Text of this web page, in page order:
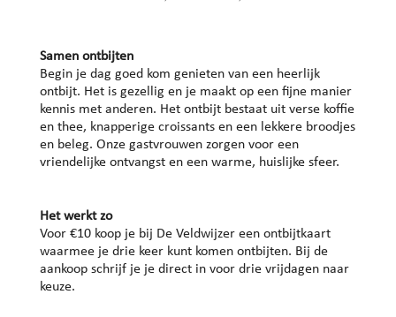
Samen ontbijten
Begin je dag goed kom genieten van een heerlijk
ontbijt. Het is gezellig en je maakt op een fijne manier
kennis met anderen. Het ontbijt bestaat uit verse koffie
en thee, knapperige croissants en een lekkere broodjes
en beleg. Onze gastvrouwen zorgen voor een
vriendelijke ontvangst en een warme, huislijke sfeer.
Het werkt zo
Voor €10 koop je bij De Veldwijzer een ontbijtkaart
waarmee je drie keer kunt komen ontbijten. Bij de
aankoop schrijf je je direct in voor drie vrijdagen naar
keuze.